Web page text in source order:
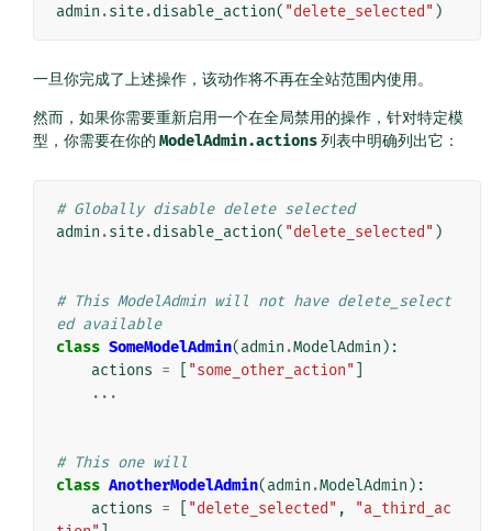
admin .site.disable_action( "delete_selected" )
一旦你完成了上述操作，该动作将不再在全站范围内使用。
然而，如果你需要重新启用一个在全局禁用的操作，针对特定模
型，你需要在你的 ModelAdmin.actions列表中明确列出它：
# Globally disable delete selected
admin .site.disable_action( "delete_selected" )
# This ModelAdmin will not have delete_select
ed available
class SomeModelAdmin(admin .ModelAdmin ):
actions = "some_other_action"
...
# This one will
class AnotherModelAdmin(admin .ModelAdmin ):
actions = "delete_selected" ,
"a_third_ac